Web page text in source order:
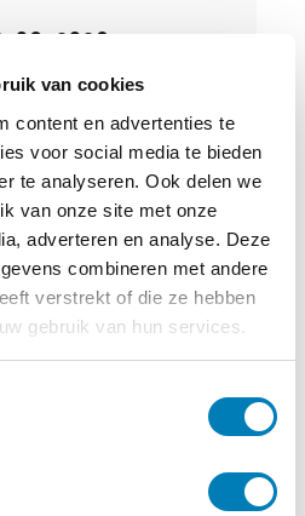
van cookies
content en advertenties te
voor social media te bieden
te analyseren. Ook delen we
van onze site met onze
adverteren en analyse. Deze
combineren met andere
verstrekt of die ze hebben
gebruik van hun services.
09-2026
– nascholing